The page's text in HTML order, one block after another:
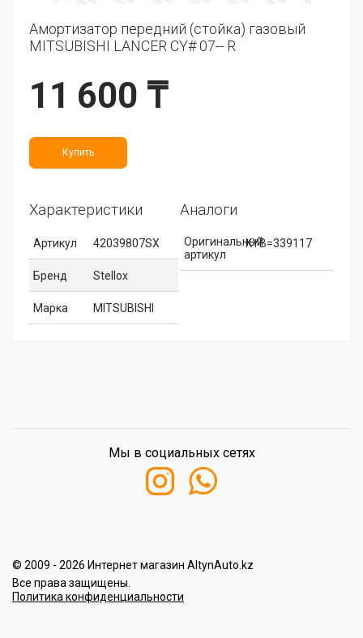
Амортизатор передний (стойка) газовый
MITSUBISHI LANCER CY# 07-- R
11 600 ₸
Купить
Характеристики
Артикул 42039807SX
Бренд Stellox
Марка MITSUBISHI
Аналоги
Оригинальный
артикул
KYB=339117
© 2009 - 2026 Интернет магазин AltynAuto.kz
Все права защищены.
Политика конфиденциальности
Мы в социальных сетях